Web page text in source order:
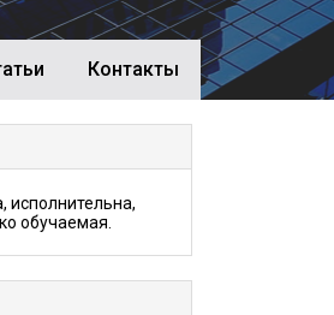
Контакты
исполнительна,
обучаемая.